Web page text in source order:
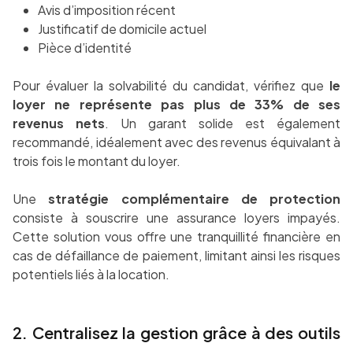
Avis d’imposition récent
Justificatif de domicile actuel
Pièce d’identité
Pour évaluer la solvabilité du candidat, vérifiez que le
loyer ne représente pas plus de 33% de ses
revenus nets. Un garant solide est également
recommandé, idéalement avec des revenus équivalant à
trois fois le montant du loyer.
Unestratégie complémentaire de protection
consiste à souscrire une assurance loyers impayés.
Cette solution vous offre une tranquillité financière en
cas de défaillance de paiement, limitant ainsi les risques
potentiels liés à la location.
2. Centralisez la gestion grâce à des outils